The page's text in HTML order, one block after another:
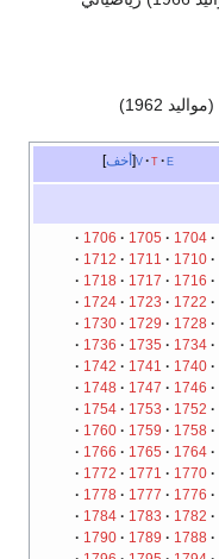
(مواليد 1962)
أخف v t e
1704
1705
1706
1710
1711
1712
1716
1717
1718
1722
1723
1724
1728
1729
1730
1734
1735
1736
1740
1741
1742
1746
1747
1748
1752
1753
1754
1758
1759
1760
1764
1765
1766
1770
1771
1772
1776
1777
1778
1782
1783
1784
1788
1789
1790